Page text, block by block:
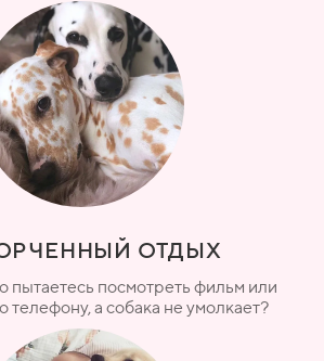
ОТДЫХ
пытаетесь посмотреть фильм или
телефону, а собака не умолкает?